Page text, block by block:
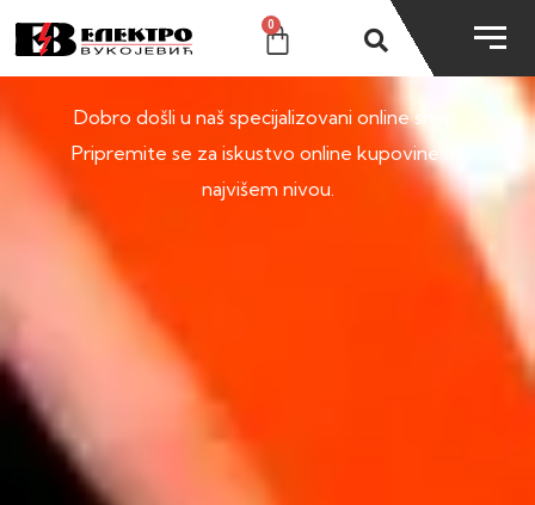
0
SHOP
Dobro došli u naš specijalizovani online shop.
Pripremite se za iskustvo online kupovine na
najvišem nivou.